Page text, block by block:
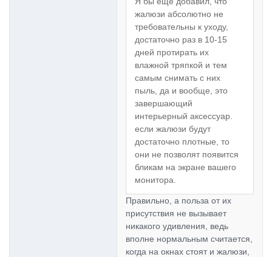
жалюзи абсолютно не
требовательны к уходу,
достаточно раз в 10-15
дней протирать их
влажной тряпкой и тем
самым снимать с них
пыль, да и вообще, это
завершающий
интерьерный аксессуар.
если жалюзи будут
достаточно плотные, то
они не позволят появится
бликам на экране вашего
монитора.
Правильно, а польза от их
присутствия не вызывает
никакого удивления, ведь
вполне нормальным считается,
когда на окнах стоят и жалюзи,